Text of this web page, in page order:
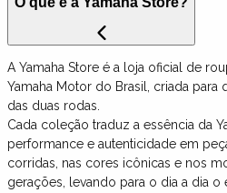
A Yamaha Store é a loja oficial de
Yamaha Motor do Brasil, criada para
das duas rodas.
Cada coleção traduz a essência da
performance e autenticidade em
corridas, nas cores icônicas e nos
gerações, levando para o dia a dia o